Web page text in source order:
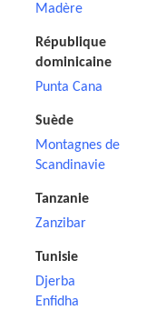
Madère
République
dominicaine
Punta Cana
Suède
Montagnes de
Scandinavie
Tanzanie
Zanzibar
Tunisie
Djerba
Enfidha